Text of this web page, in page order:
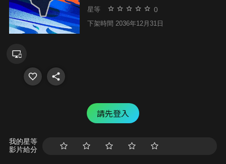
星等 0
下架時間 2036年12月31日
請先登入
我的星等
影片給分